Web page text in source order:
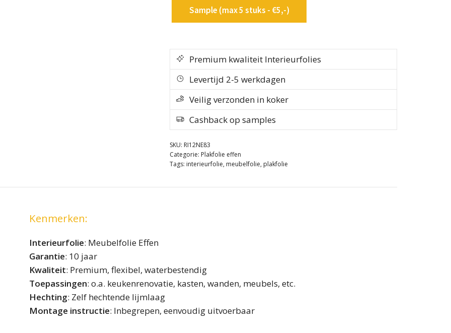
Green
aantal
Sample (max 5 stuks - €5,-)
Premium kwaliteit Interieurfolies
Levertijd 2-5 werkdagen
Veilig verzonden in koker
Cashback op samples
SKU: RI12NE83
Categorie: Plakfolie effen
Tags: interieurfolie, meubelfolie, plakfolie
Kenmerken:
Interieurfolie: Meubelfolie Effen
Garantie: 10 jaar
Kwaliteit: Premium, flexibel, waterbestendig
Toepassingen: o.a. keukenrenovatie, kasten, wanden, meubels, etc.
Hechting: Zelf hechtende lijmlaag
Montage instructie: Inbegrepen, eenvoudig uitvoerbaar